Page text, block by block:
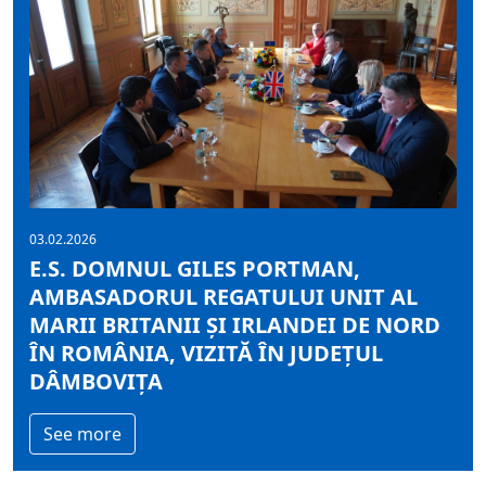
03.02.2026
E.S. DOMNUL GILES PORTMAN,
AMBASADORUL REGATULUI UNIT AL
MARII BRITANII ȘI IRLANDEI DE NORD
ÎN ROMÂNIA, VIZITĂ ÎN JUDEȚUL
DÂMBOVIȚA
See more